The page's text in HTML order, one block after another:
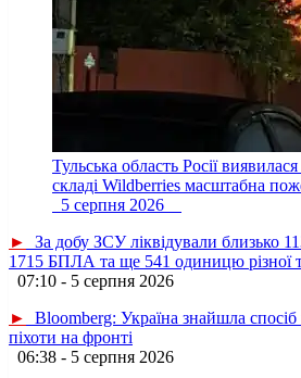
Тульська область Росії
складі Wildberries масштабна
5 серпня 2026
►
За добу ЗСУ ліквідували близько
1715 БПЛА та ще 541 одиницю різної
07:10 - 5 серпня 2026
►
Bloomberg: Україна знайшла
піхоти на фронті
06:38 - 5 серпня 2026